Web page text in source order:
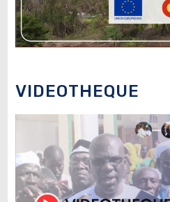
VIDEOTHEQUE